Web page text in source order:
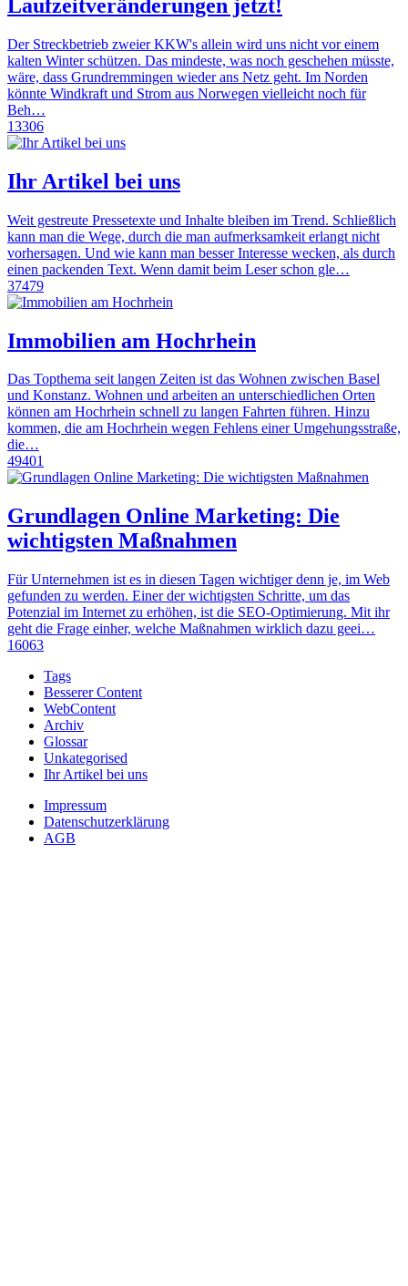
Laufzeitveränderungen jetzt!
Der Streckbetrieb zweier KKW's allein wird uns nicht vor einem
kalten Winter schützen. Das mindeste, was noch geschehen müsste,
wäre, dass Grundremmingen wieder ans Netz geht. Im Norden
könnte Windkraft und Strom aus Norwegen vielleicht noch für
Beh…
13306
Ihr Artikel bei uns
Weit gestreute Pressetexte und Inhalte bleiben im Trend. Schließlich
kann man die Wege, durch die man aufmerksamkeit erlangt nicht
vorhersagen. Und wie kann man besser Interesse wecken, als durch
einen packenden Text. Wenn damit beim Leser schon gle…
37479
Immobilien am Hochrhein
Das Topthema seit langen Zeiten ist das Wohnen zwischen Basel
und Konstanz. Wohnen und arbeiten an unterschiedlichen Orten
können am Hochrhein schnell zu langen Fahrten führen. Hinzu
kommen, die am Hochrhein wegen Fehlens einer Umgehungsstraße,
die…
49401
Grundlagen Online Marketing: Die
wichtigsten Maßnahmen
Für Unternehmen ist es in diesen Tagen wichtiger denn je, im Web
gefunden zu werden. Einer der wichtigsten Schritte, um das
Potenzial im Internet zu erhöhen, ist die SEO-Optimierung. Mit ihr
geht die Frage einher, welche Maßnahmen wirklich dazu geei…
16063
Tags
Besserer Content
WebContent
Archiv
Glossar
Unkategorised
Ihr Artikel bei uns
Impressum
Datenschutzerklärung
AGB